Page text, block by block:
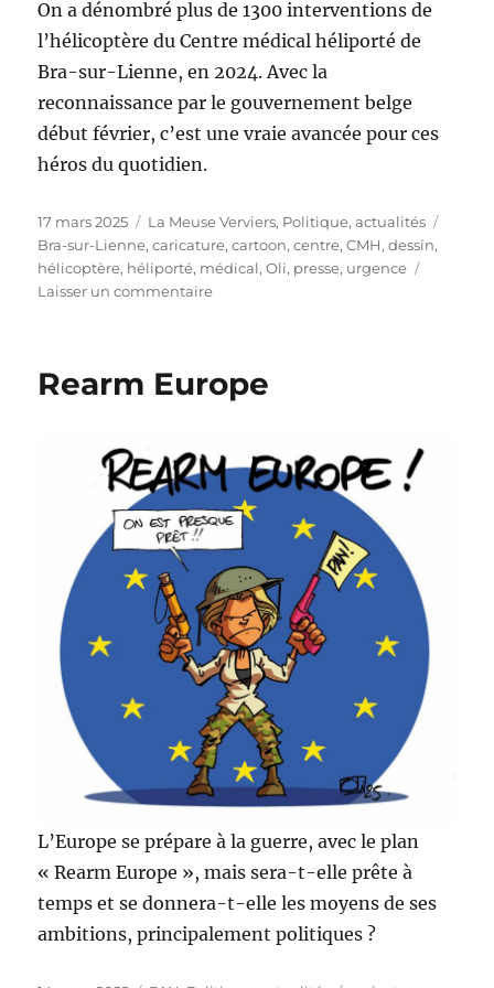
On a dénombré plus de 1300 interventions de
l’hélicoptère du Centre médical héliporté de
Bra-sur-Lienne, en 2024. Avec la
reconnaissance par le gouvernement belge
début février, c’est une vraie avancée pour ces
héros du quotidien.
Publié
le
17 mars 2025 Catégories
La Meuse Verviers, Politique, actualités
Bra-sur-Lienne,caricature,cartoon,centre,CMH,dessin,
hélicoptère, héliporté, médical,Oli, presse, urgence
Laisser un commentairesur
Rearm Europe
L’Europe se prépare à la guerre, avec le plan
« Rearm Europe », mais sera-t-elle prête à
temps et se donnera-t-elle les moyens de ses
ambitions, principalement politiques ?